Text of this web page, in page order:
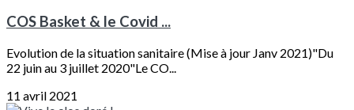
COS Basket & le Covid ...
Evolution de la situation sanitaire (Mise à jour Janv 2021)"Du
22 juin au 3 juillet 2020"Le CO...
11 avril 2021